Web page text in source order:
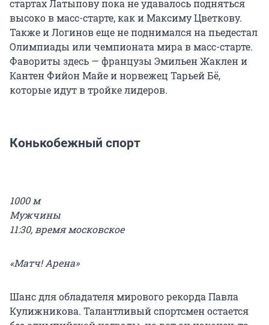
стартах Латыпову пока не удавалось подняться
высоко в масс-старте, как и Максиму Цветкову.
Также и Логинов еще не поднимался на пьедестал
Олимпиады или чемпионата мира в масс-старте.
Фавориты здесь — французы Эмильен Жаклен и
Кантен Фийон Майе и норвежец Тарьей Бё,
которые идут в тройке лидеров.
Конькобежный спорт
1000 м
Мужчины
11:30, время московское
«Матч! Арена»
Шанс для обладателя мирового рекорда Павла
Кулижникова. Талантливый спортсмен остается